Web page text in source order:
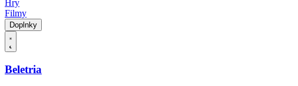
Hry
Filmy
Doplnky
Beletria